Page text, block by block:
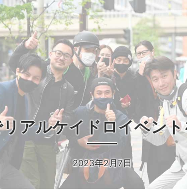
アルケイドロイベン
2023年2月7日